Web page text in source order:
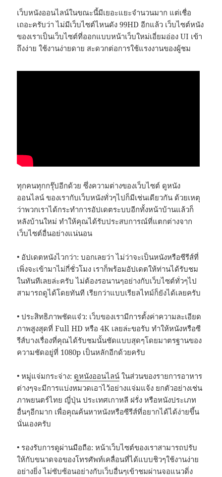
เว็บหนังออนไลน์ในขณะนี้มีเยอะแยะจำนวนมาก แต่เชื่อ
เถอะครับว่า ไม่มีเว็บไซต์ไหนดัง 99HD อีกแล้ว เว็บไซต์หนัง
ของเราเป็นเว็บไซต์ที่ออกแบบหน้าเว็บใหม่เอี่ยมอ่อง UI เข้า
ถึงง่าย ใช้งานง่ายดาย สะดวกต่อการใช้แรงงานของผู้ชม
ทุกคนทุกกรุ๊ปอีกด้วย ซึ่งความต่างของเว็บไซต์ ดูหนัง
ออนไลน์ ของเรากับเว็บหนังทั่วๆไปก็มีเช่นเดียวกัน ด้วยเหตุ
ว่าพวกเราได้กระทำการอัปเดตระบบอีกทั้งหน้าบ้านแล้วก็
หลังบ้านใหม่ ทำให้คุณได้รับประสบการณ์ที่แตกต่างจาก
เว็บไซต์อื่นอย่างแน่นอน
• อัปเดตหนังไวกว่า: บอกเลยว่า ไม่ว่าจะเป็นหนังหรือซีรีส์ที่
เพิ่งจะเข้ามาไม่กี่ชั่วโมง เราก็พร้อมอัปเดตให้ท่านได้รับชม
ในทันทีเลยล่ะครับ ไม่ต้องรอนานๆอย่างกับเว็บไซต์ทั่วๆไป
สามารถดูได้โดยทันที เรียกว่าแบบเรียลไทม์ก็ยังได้เลยครับ
• ประสิทธิภาพชัดแจ๋ว: เว็บของเรามีการตั้งค่าความละเอียด
ภาพสูงสุดที่ Full HD หรือ 4K เลยล่ะขอรับ ทำให้หนังหรือซี
รีส์บางเรื่องที่คุณได้รับชมนั้นชัดแบบสุดๆโดยมาตรฐานของ
ความชัดอยู่ที่ 1080p เป็นหลักอีกด้วยครับ
• หมู่แจ่มกระจ่าง: ดูหนังออนไลน์ ในส่วนของรายการอาหาร
ต่างๆจะมีการแบ่งหมวดเอาไว้อย่างแจ่มแจ้ง ยกตัวอย่างเช่น
ภาพยนตร์ไทย ญี่ปุ่น ประเทศเกาหลี ฝรั่ง หรือหนังประเภท
อื่นๆอีกมาก เพื่อคุณค้นหาหนังหรือซีรีส์ที่อยากได้ได้ง่ายขึ้น
นั่นเองครับ
• รองรับการดูผ่านมือถือ: หน้าเว็บไซต์ของเราสามารถปรับ
ให้กับขนาดจอของโทรศัพท์เคลื่อนที่ได้แบบชิวๆใช้งานง่าย
อย่างยิ่ง ไม่ซับซ้อนอย่างกับเว็บอื่นๆเข้าชมผ่านจอแนวดิ่ง